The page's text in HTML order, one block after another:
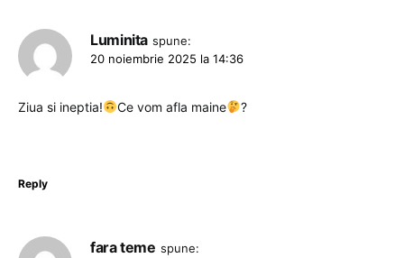
Luminita spune:
20 noiembrie 2025 la 14:36
Ziua si ineptia! Ce vom afla maine ?
Reply
fara teme spune: